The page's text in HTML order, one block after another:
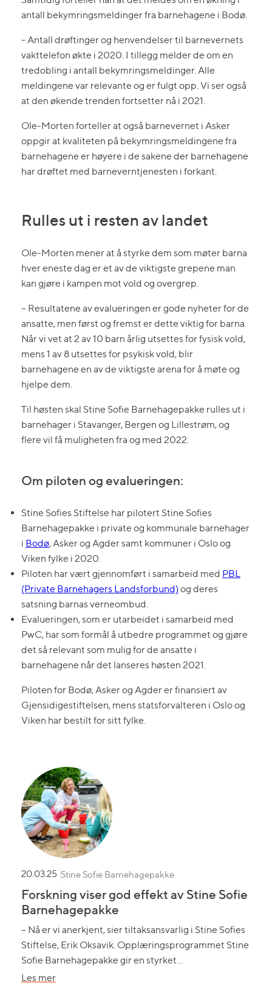
antall bekymringsmeldinger fra barnehagene i Bodø.
‒ Antall drøftinger og henvendelser til barnevernets
vakttelefon økte i 2020. I tillegg melder de om en
tredobling i antall bekymringsmeldinger. Alle
meldingene var relevante og er fulgt opp. Vi ser også
at den økende trenden fortsetter nå i 2021.
Ole-Morten forteller at også barnevernet i Asker
oppgir at kvaliteten på bekymringsmeldingene fra
barnehagene er høyere i de sakene der barnehagene
har drøftet med barneverntjenesten i forkant.
Rulles ut i resten av landet
Ole-Morten mener at å styrke dem som møter barna
hver eneste dag er et av de viktigste grepene man
kan gjøre i kampen mot vold og overgrep.
– Resultatene av evalueringen er gode nyheter for de
ansatte, men først og fremst er dette viktig for barna.
Når vi vet at 2 av 10 barn årlig utsettes for fysisk vold,
mens 1 av 8 utsettes for psykisk vold, blir
barnehagene en av de viktigste arena for å møte og
hjelpe dem.
Til høsten skal Stine Sofie Barnehagepakke rulles ut i
barnehager i Stavanger, Bergen og Lillestrøm, og
flere vil få muligheten fra og med 2022.
Om piloten og evalueringen:
Stine Sofies Stiftelse har pilotert Stine Sofies
Barnehagepakke i private og kommunale barnehager
i Bodø, Asker og Agder samt kommuner i Oslo og
Viken fylke i 2020.
Piloten har vært gjennomført i samarbeid med PBL
(Private Barnehagers Landsforbund) og deres
satsning barnas verneombud.
Evalueringen, som er utarbeidet i samarbeid med
PwC, har som formål å utbedre programmet og gjøre
det så relevant som mulig for de ansatte i
barnehagene når det lanseres høsten 2021.
Piloten for Bodø, Asker og Agder er finansiert av
Gjensidigestiftelsen, mens statsforvalteren i Oslo og
Viken har bestilt for sitt fylke.
20.03.25 Stine Sofie Barnehagepakke
Forskning viser god effekt av Stine Sofie
Barnehagepakke
– Nå er vi anerkjent, sier tiltaksansvarlig i Stine Sofies
Stiftelse, Erik Oksavik. Opplæringsprogrammet Stine
Sofie Barnehagepakke gir en styrket…
Les merom